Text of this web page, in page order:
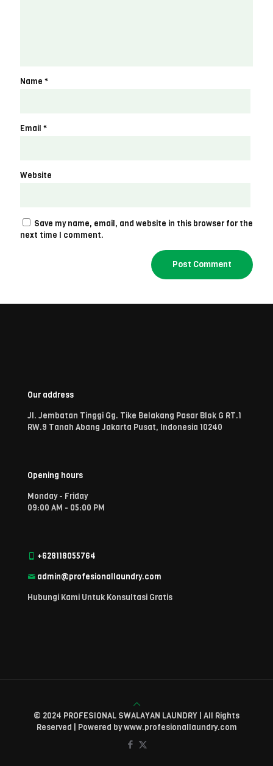
Name *
Email *
Website
Save my name, email, and website in this browser for the
next time I comment.
Our address
Jl. Jembatan Tinggi Gg. Tike Belakang Pasar Blok G RT.1
RW.9 Tanah Abang Jakarta Pusat, Indonesia 10240
Opening hours
Monday - Friday
09:00 AM - 05:00 PM
+628118055764
admin@profesionallaundry.com
Hubungi Kami Untuk Konsultasi Gratis
© 2024 PROFESIONAL SWALAYAN LAUNDRY | All Rights
Reserved | Powered by www.profesionallaundry.com